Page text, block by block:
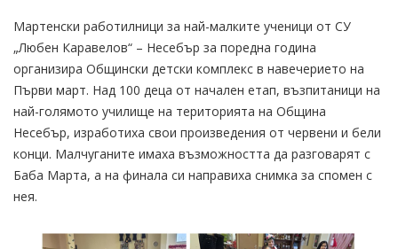
Мартенски работилници за най-малките ученици от СУ
„Любен Каравелов“ – Несебър за поредна година
организира Общински детски комплекс в навечерието на
Първи март. Над 100 деца от начален етап, възпитаници на
най-голямото училище на територията на Община
Несебър, изработиха свои произведения от червени и бели
конци. Малчуганите имаха възможността да разговарят с
Баба Марта, а на финала си направиха снимка за спомен с
нея.